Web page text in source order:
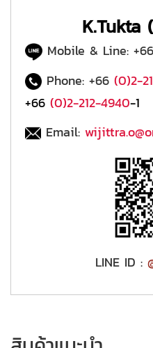
Mobile & Line: +66
Phone: +66 (0)2-
+66 (0)2-212-4940-1
Email:
​LINE ID :